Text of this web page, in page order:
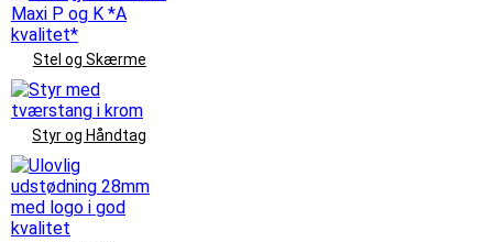
Stel og Skærme
Styr og Håndtag